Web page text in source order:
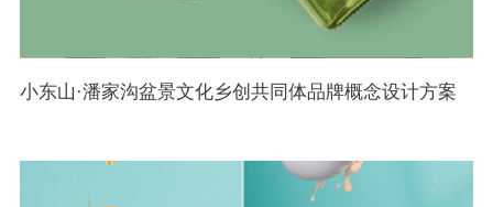
小东山·潘家沟盆景文化乡创共同体品牌概念设计方案